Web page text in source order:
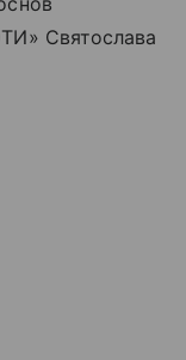
Святослава